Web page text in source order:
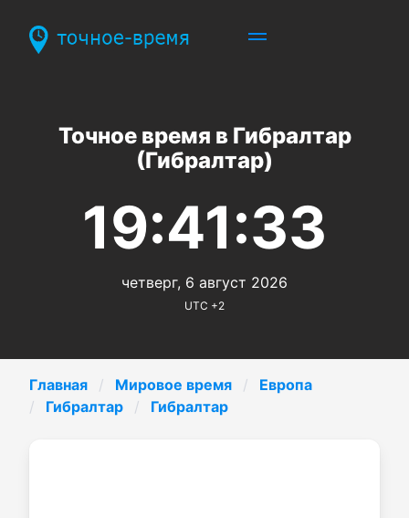
Точное время в Гибралтар
(Гибралтар)
19:41:33
четверг, 6 август 2026
UTC +2
Главная Мировое время
Европа
Гибралтар
Гибралтар